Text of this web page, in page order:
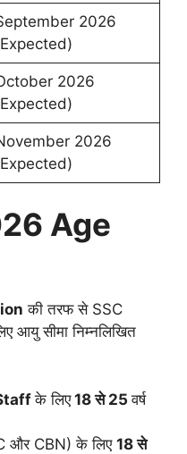
2026
2026
2026
Age
की तरफ से SSC
आयु सीमा निम्नलिखित
के लिए18 से 25वर्ष
और CBN) के लिए 18 से